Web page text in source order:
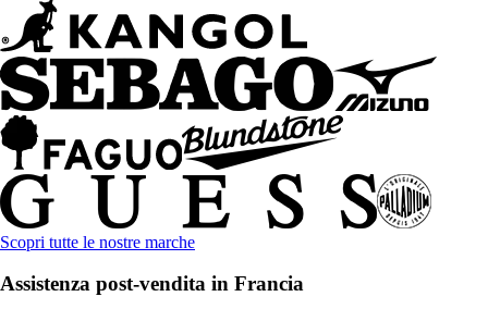
Scopri tutte le nostre marche
Assistenza post-vendita in Francia